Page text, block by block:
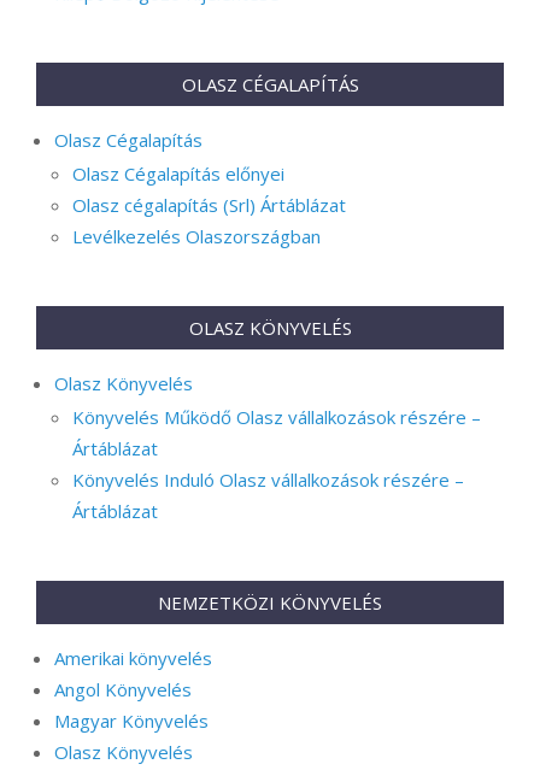
OLASZ CÉGALAPÍTÁS
Olasz Cégalapítás
Olasz Cégalapítás előnyei
Olasz cégalapítás (Srl) Ártáblázat
Levélkezelés Olaszországban
OLASZ KÖNYVELÉS
Olasz Könyvelés
Könyvelés Működő Olasz vállalkozások részére –
Ártáblázat
Könyvelés Induló Olasz vállalkozások részére –
Ártáblázat
NEMZETKÖZI KÖNYVELÉS
Amerikai könyvelés
Angol Könyvelés
Magyar Könyvelés
Olasz Könyvelés